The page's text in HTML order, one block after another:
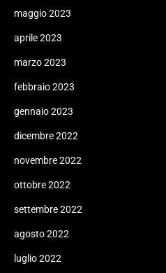
maggio 2023
aprile 2023
marzo 2023
febbraio 2023
gennaio 2023
dicembre 2022
novembre 2022
ottobre 2022
settembre 2022
agosto 2022
luglio 2022